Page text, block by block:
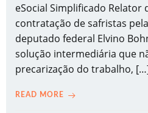
eSocial Simplificado
contratação de safristas
deputado federal Elvino
solução intermediária que
precarização do trabalho,
READ MORE